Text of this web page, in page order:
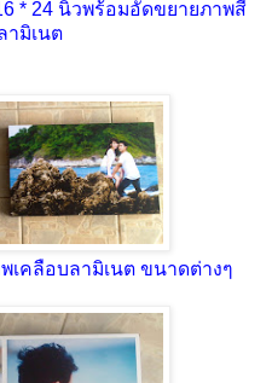
* 24 นิ้วพร้อมอัดขยายภาพสี
ามิเนต
เคลือบลามิเนต ขนาดต่างๆ